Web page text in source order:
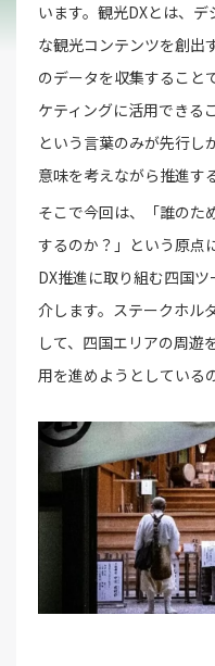
います。観光DXとは、
な観光コンテンツを創出
のデータを収集すること
ケティングに活用できる
という言葉のみが先行し
意味を考えながら推進す
そこで今回は、「誰のた
するのか？」という原点
DX推進に取り組む四国
介します。ステークホル
して、四国エリアの周遊
用を進めようとしている